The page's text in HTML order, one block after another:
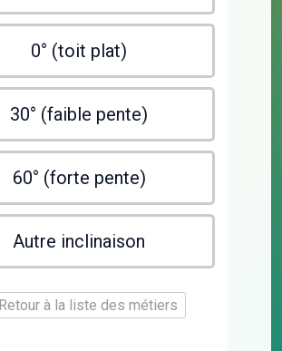
0° (toit plat)
30° (faible pente)
60° (forte pente)
Autre inclinaison
Retour à la liste des métiers